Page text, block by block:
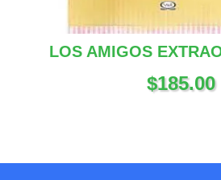
LOS AMIGOS
$185.00